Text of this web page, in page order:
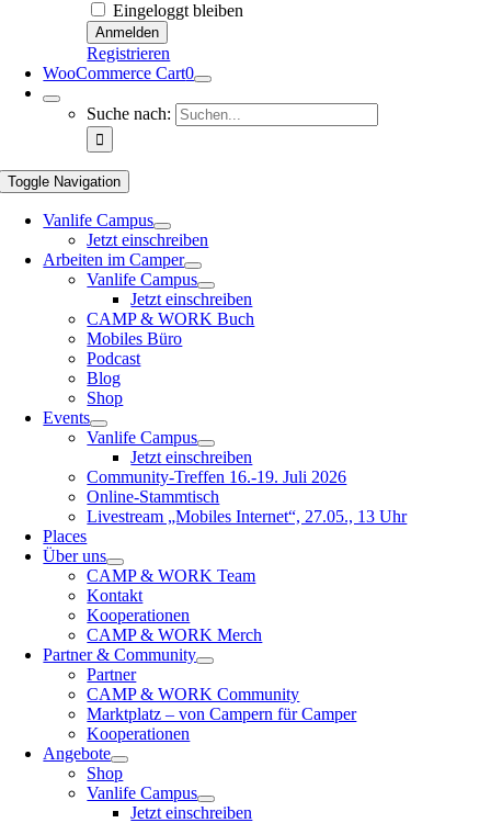
Eingeloggt bleiben
Registrieren
WooCommerce Cart0
Suche nach:
Toggle Navigation
Vanlife Campus
Jetzt einschreiben
Arbeiten im Camper
Vanlife Campus
Jetzt einschreiben
CAMP & WORK Buch
Mobiles Büro
Podcast
Blog
Shop
Events
Vanlife Campus
Jetzt einschreiben
Community-Treffen 16.-19. Juli 2026
Online-Stammtisch
Livestream „Mobiles Internet“, 27.05., 13 Uhr
Places
Über uns
CAMP & WORK Team
Kontakt
Kooperationen
CAMP & WORK Merch
Partner & Community
Partner
CAMP & WORK Community
Marktplatz – von Campern für Camper
Kooperationen
Angebote
Shop
Vanlife Campus
Jetzt einschreiben